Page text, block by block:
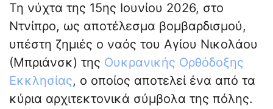
Τη νύχτα της 15ης Ιουνίου 2026, στο
Ντνίπρο, ως αποτέλεσμα βομβαρδισμού,
υπέστη ζημιές ο ναός του Αγίου Νικολάου
(Μπριάνσκ) της Ουκρανικής Ορθόδοξης
Εκκλησίας, ο οποίος αποτελεί ένα από τα
κύρια αρχιτεκτονικά σύμβολα της πόλης.